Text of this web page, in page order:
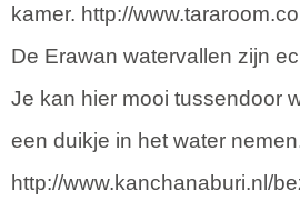
kamer. http://
De Erawan watervallen zijn
Je kan hier mooi tussendoor
een duikje in het water
http://www.kanchanaburi.nl/